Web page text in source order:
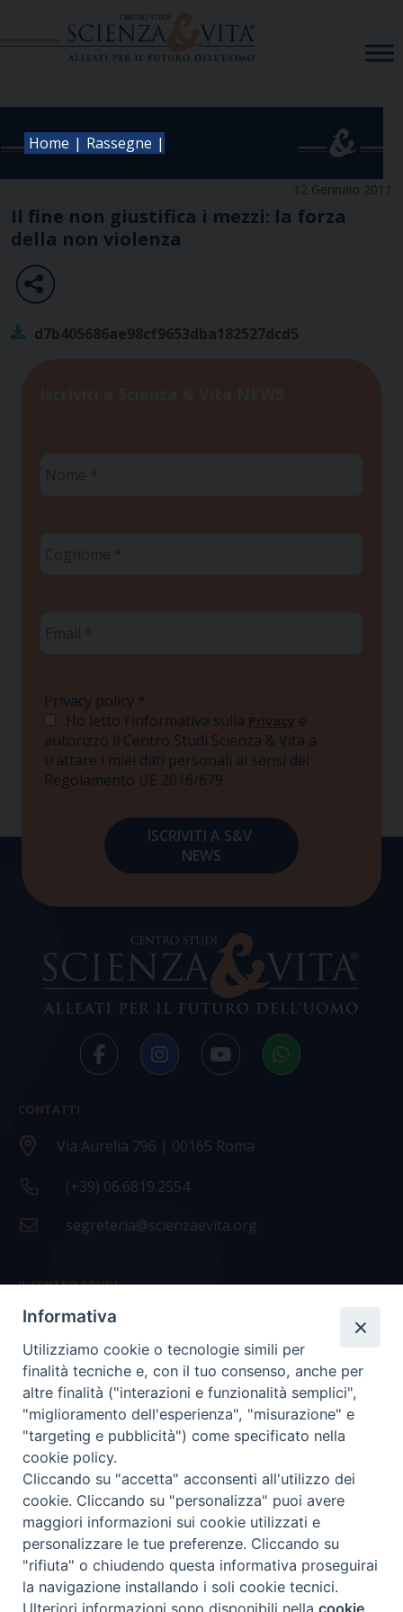
Home | Rassegne |
12 Gennaio 2011
Il fine non giustifica i mezzi: la forza
della non violenza
d7b405686ae98cf9653dba182527dcd5
Privacy policy *
Ho letto l'informativa sulla Privacy e
autorizzo il Centro Studi Scienza & Vita a
trattare i miei dati personali ai sensi del
Regolamento UE 2016/679
CONTATTI
Via Aurelia 796 | 00165 Roma
(+39) 06.6819.2554
segreteria@scienzaevita.org
IL CENTRO STUDI
La nostra storia
Statuto
Presidenza e ufficio presidenza
Consiglio scientifico
Coordinamento nazionale
COPYRIGHT Scienza & Vita - C.F96600690588- Tutti i
diritti -Privacy- Credits
Informativa
Utilizziamo cookie o tecnologie simili per
finalità tecniche e, con il tuo consenso, anche per
altre finalità ("interazioni e funzionalità semplici",
"miglioramento dell'esperienza", "misurazione" e
"targeting e pubblicità") come specificato nella
cookie policy.
Cliccando su "accetta" acconsenti all'utilizzo dei
cookie. Cliccando su "personalizza" puoi avere
maggiori informazioni sui cookie utilizzati e
personalizzare le tue preferenze. Cliccando su
"rifiuta" o chiudendo questa informativa proseguirai
la navigazione installando i soli cookie tecnici.